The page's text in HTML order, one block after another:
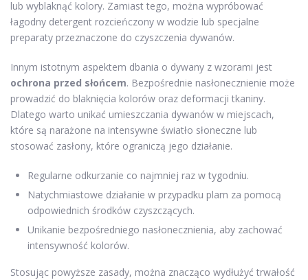
lub wyblaknąć kolory. Zamiast tego, można wypróbować
łagodny detergent rozcieńczony w wodzie lub specjalne
preparaty przeznaczone do czyszczenia dywanów.
Innym istotnym aspektem dbania o dywany z wzorami jest
ochrona przed słońcem. Bezpośrednie nasłonecznienie może
prowadzić do blaknięcia kolorów oraz deformacji tkaniny.
Dlatego warto unikać umieszczania dywanów w miejscach,
które są narażone na intensywne światło słoneczne lub
stosować zasłony, które ograniczą jego działanie.
Regularne odkurzanie co najmniej raz w tygodniu.
Natychmiastowe działanie w przypadku plam za pomocą
odpowiednich środków czyszczących.
Unikanie bezpośredniego nasłonecznienia, aby zachować
intensywność kolorów.
Stosując powyższe zasady, można znacząco wydłużyć trwałość